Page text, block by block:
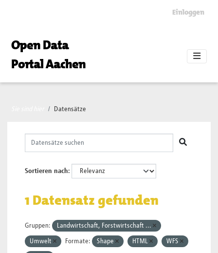
Einloggen
Open Data
Portal Aachen
Datensätze
Sortieren nach
1 Datensatz gefunden
Gruppen: Landwirtschaft, Forstwirtschaft ...
Umwelt Formate: Shape HTML WFS